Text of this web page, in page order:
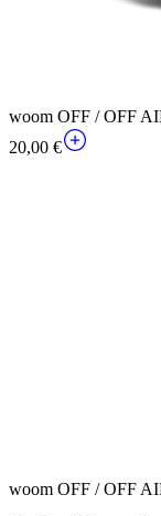
woom OFF / OFF
20,00 €
woom OFF / OFF